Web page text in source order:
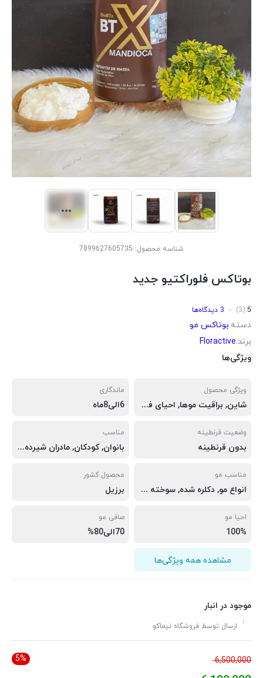
شناسه محصول: 7899627605735
بوتاکس فلوراکتیو جدید
5
(3) 3 دیدگاه‌ها
دسته:بوتاکس مو
برند:Floractive
ویژگی‌ها
ویژگی محصول
شاین, براقیت موها, احیای فوری موها, ترمیم کننده فوری موها, احیا 100%موها, حاوی دانه های کافیین
ماندگاری
6الی8ماه
وضعیت قرنطینه
بدون قرنطینه
مناسب
بانوان, کودکان, مادران شیرده, بانوان باردار, آقایان
مناسب مو
انواع مو, دکلره شده, سوخته شده, کشسان, وزوخشک, کم آب
محصول کشور
برزیل
احیا مو
100%
صافی مو
70الی80%
مشاهده همه ویژگی‌ها
موجود در انبار
ارسال توسط فروشگاه نیماکو
5% 6,500,000قیمت